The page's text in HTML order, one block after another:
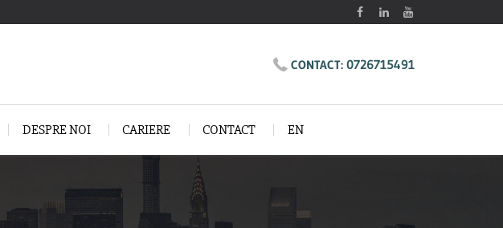
CONTACT: 0726715491
DESPRE NOI CARIERE CONTACT EN